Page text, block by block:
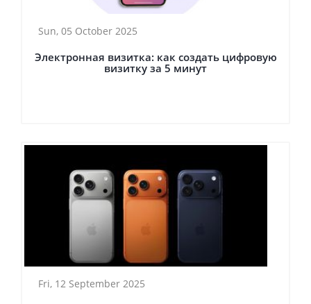
Sun, 05 October 2025
Электронная визитка: как создать цифровую
визитку за 5 минут
Fri, 12 September 2025